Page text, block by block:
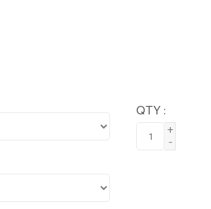
QTY :
+
-